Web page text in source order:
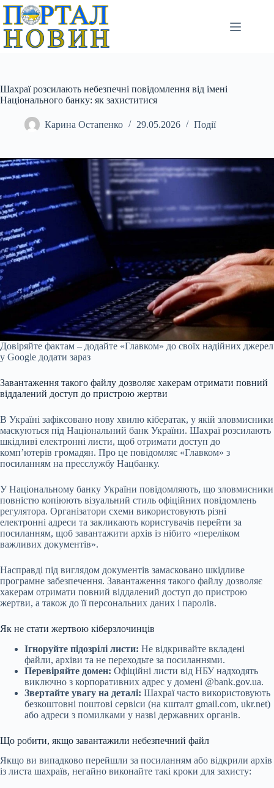
Перейти
вмісту
Шахраї розсилають небезпечні повідомлення від імені
Національного банку: як захиститися
Карина Остапенко 29.05.2026 Події
Довіряйте фактам – додайте «Главком» до своїх надійних джерел
у Google додати зараз
Завантаження такого файлу дозволяє хакерам отримати повний
віддалений доступ до пристрою жертви
В Україні зафіксовано нову хвилю кібератак, у якій зловмисники
маскуються під Національний банк України. Шахраї розсилають
шкідливі електронні листи, щоб отримати доступ до
комп’ютерів громадян. Про це повідомляє «Главком» з
посиланням на пресслужбу Нацбанку.
У Національному банку України повідомляють, що зловмисники
повністю копіюють візуальний стиль офіційних повідомлень
регулятора. Організатори схеми використовують різні
електронні адреси та закликають користувачів перейти за
посиланням, щоб завантажити архів із нібито «переліком
важливих документів».
Насправді під виглядом документів замасковано шкідливе
програмне забезпечення. Завантаження такого файлу дозволяє
хакерам отримати повний віддалений доступ до пристрою
жертви, а також до її персональних даних і паролів.
Як не стати жертвою кіберзлочинців
Ігноруйте підозрілі листи: Не відкривайте вкладені
файли, архіви та не переходьте за посиланнями.
Перевіряйте домен: Офіційні листи від НБУ надходять
виключно з корпоративних адрес у домені @bank.gov.ua.
Звертайте увагу на деталі: Шахраї часто використовують
безкоштовні поштові сервіси (на кшталт gmail.com, ukr.net)
або адреси з помилками у назві державних органів.
Що робити, якщо завантажили небезпечний файл
Якщо ви випадково перейшли за посиланням або відкрили архів
із листа шахраїв, негайно виконайте такі кроки для захисту: